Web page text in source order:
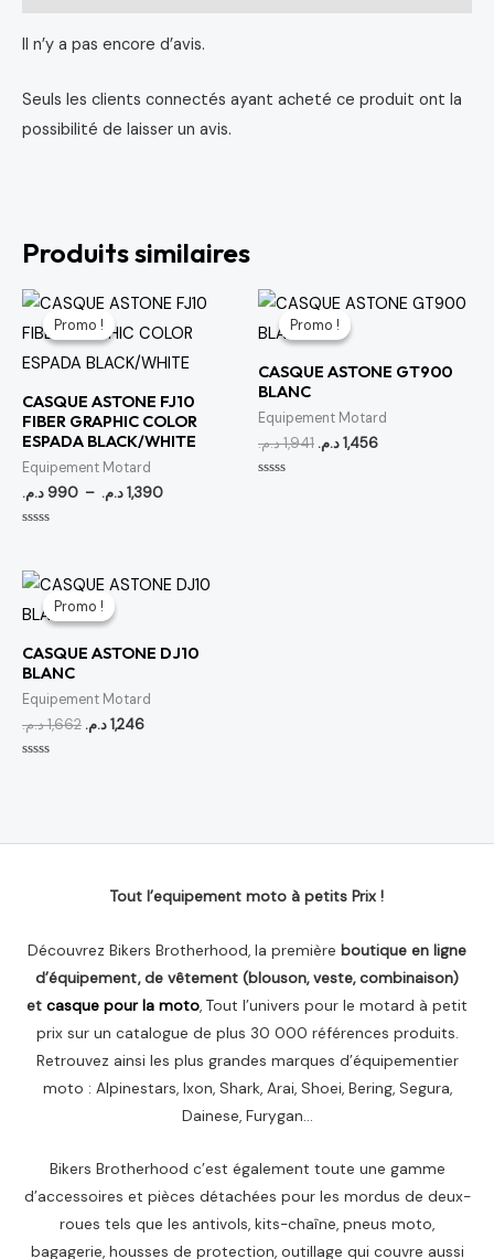
Il n’y a pas encore d’avis.
Seuls les clients connectés ayant acheté ce produit ont la
possibilité de laisser un avis.
Produits similaires
Promo !
Promo !
CASQUE ASTONE FJ10
FIBER GRAPHIC COLOR
ESPADA BLACK/WHITE
Equipement Motard
990د.م. – 1,390د.م.
Plage
prix :
990 د.م.
à
5
Promo !
Promo !
CASQUE ASTONE GT900
BLANC
Equipement Motard
1,941د.م.
Le
prix
initial
1,941 د.م..
1,456د.م.
Le
1,456 د.م..
Promo !
Promo !
CASQUE ASTONE DJ10
BLANC
Equipement Motard
1,662د.م.
Le
prix
initial
1,662 د.م..
1,246د.م.
Le
Tout l’equipement moto à petits Prix !
Découvrez Bikers Brotherhood, la première boutique en ligne
d’équipement, de vêtement (blouson, veste, combinaison)
et casque pour la moto , Tout l’univers pour le motard à petit
prix sur un catalogue de plus 30 000 références produits.
Retrouvez ainsi les plus grandes marques d’équipementier
moto : Alpinestars, Ixon, Shark, Arai, Shoei, Bering, Segura,
Dainese, Furygan…
Bikers Brotherhood c’est également toute une gamme
d’accessoires et pièces détachées pour les mordus de deux-
roues tels que les antivols, kits-chaîne, pneus moto,
bagagerie, housses de protection, outillage qui couvre aussi